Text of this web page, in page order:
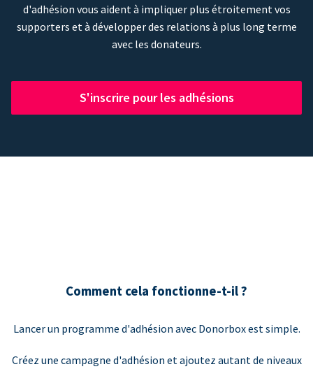
d'adhésion vous aident à impliquer plus étroitement vos
supporters et à développer des relations à plus long terme
avec les donateurs.
S'inscrire pour les adhésions
Comment cela fonctionne-t-il ?
Lancer un programme d'adhésion avec Donorbox est simple.
Créez une campagne d'adhésion et ajoutez autant de niveaux